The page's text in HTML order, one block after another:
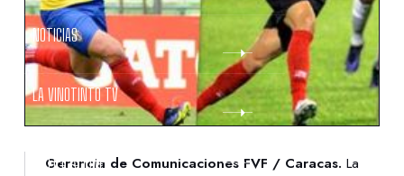
NOTICIAS
LA VINOTINTO TV
NOTIFICACIONES
Gerencia de Comunicaciones FVF / Caracas. La